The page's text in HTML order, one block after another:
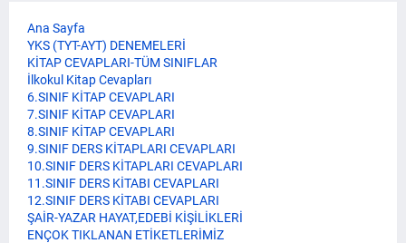
Ana Sayfa
YKS (TYT-AYT) DENEMELERİ
KİTAP CEVAPLARI-TÜM SINIFLAR
İlkokul Kitap Cevapları
6.SINIF KİTAP CEVAPLARI
7.SINIF KİTAP CEVAPLARI
8.SINIF KİTAP CEVAPLARI
9.SINIF DERS KİTAPLARI CEVAPLARI
10.SINIF DERS KİTAPLARI CEVAPLARI
11.SINIF DERS KİTABI CEVAPLARI
12.SINIF DERS KİTABI CEVAPLARI
ŞAİR-YAZAR HAYAT,EDEBİ KİŞİLİKLERİ
ENÇOK TIKLANAN ETİKETLERİMİZ